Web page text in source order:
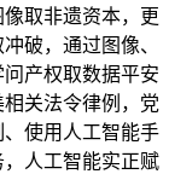
取非遗资本，更
破，通过图像、
产权取数据平安
关法令律例，党
使用人工智能手
人工智能实正赋